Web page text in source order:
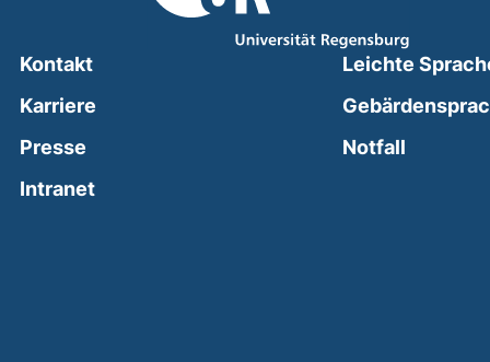
Kontakt
Karriere
Presse
Intranet(external link, opens in a new window)
Leichte
Notfall